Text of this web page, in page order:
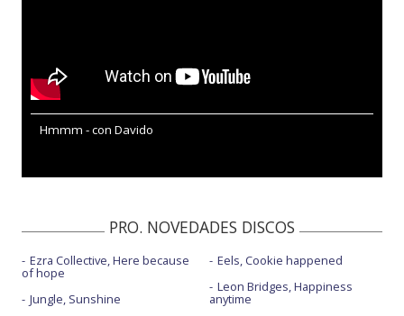
Hmmm - con Davido
PRO. NOVEDADES DISCOS
Ezra Collective, Here because
of hope
Jungle, Sunshine
Eels, Cookie happened
Leon Bridges, Happiness
anytime